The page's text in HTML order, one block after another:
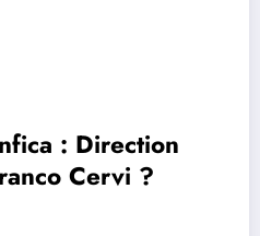
: Direction
Cervi ?